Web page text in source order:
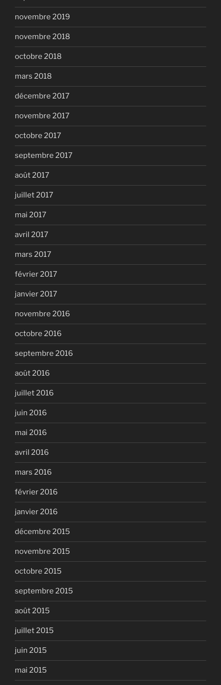
novembre 2019
novembre 2018
octobre 2018
mars 2018
décembre 2017
novembre 2017
octobre 2017
septembre 2017
août 2017
juillet 2017
mai 2017
avril 2017
mars 2017
février 2017
janvier 2017
novembre 2016
octobre 2016
septembre 2016
août 2016
juillet 2016
juin 2016
mai 2016
avril 2016
mars 2016
février 2016
janvier 2016
décembre 2015
novembre 2015
octobre 2015
septembre 2015
août 2015
juillet 2015
juin 2015
mai 2015